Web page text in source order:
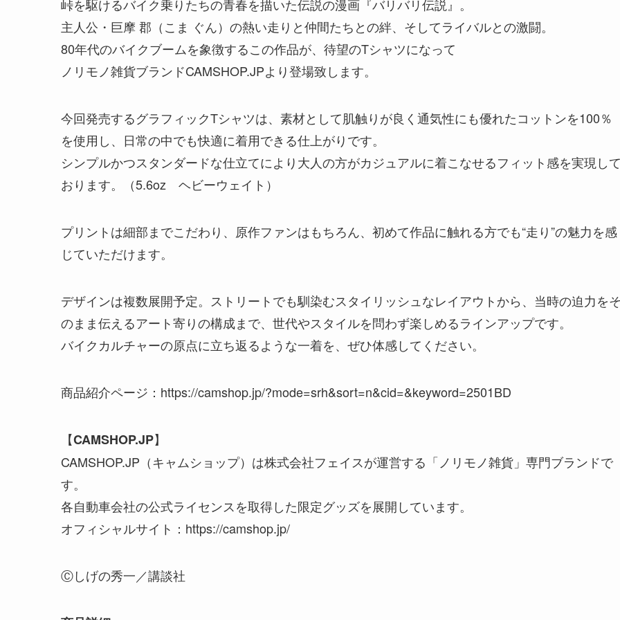
峠を駆けるバイク乗りたちの青春を描いた伝説の漫画『バリバリ伝説』。
主人公・巨摩 郡（こま ぐん）の熱い走りと仲間たちとの絆、そしてライバルとの激闘。
80年代のバイクブームを象徴するこの作品が、待望のTシャツになって
ノリモノ雑貨ブランドCAMSHOP.JPより登場致します。
今回発売するグラフィックTシャツは、素材として肌触りが良く通気性にも優れたコットンを100％
を使用し、日常の中でも快適に着用できる仕上がりです。
シンプルかつスタンダードな仕立てにより大人の方がカジュアルに着こなせるフィット感を実現し
おります。（5.6oz ヘビーウェイト）
プリントは細部までこだわり、原作ファンはもちろん、初めて作品に触れる方でも“走り”の魅力を感
じていただけます。
デザインは複数展開予定。ストリートでも馴染むスタイリッシュなレイアウトから、当時の迫力を
のまま伝えるアート寄りの構成まで、世代やスタイルを問わず楽しめるラインアップです。
バイクカルチャーの原点に立ち返るような一着を、ぜひ体感してください。
商品紹介ページ：https://camshop.jp/?mode=srh&sort=n&cid=&keyword=2501BD
【CAMSHOP.JP】
CAMSHOP.JP（キャムショップ）は株式会社フェイスが運営する「ノリモノ雑貨」専門ブランドで
す。
各自動車会社の公式ライセンスを取得した限定グッズを展開しています。
オフィシャルサイト：https://camshop.jp/
Ⓒしげの秀一／講談社